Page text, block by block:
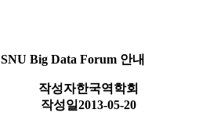
SNU Big Data Forum 안내
작성자한국역학회
작성일2013-05-20